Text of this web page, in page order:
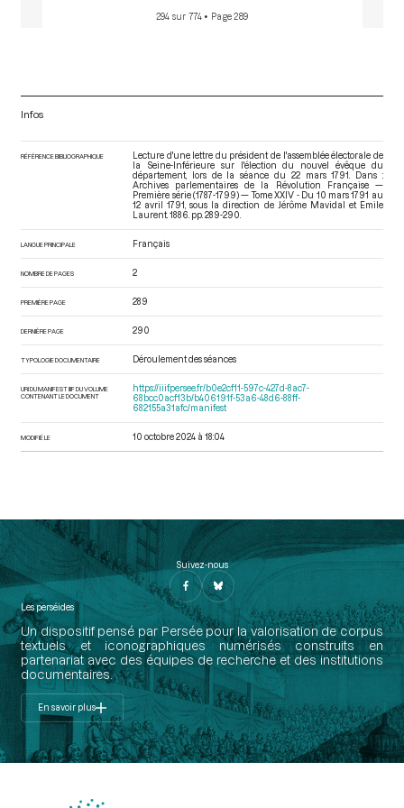
294 sur 774 • Page 289
Infos
RÉFÉRENCE BIBLIOGRAPHIQUE
Lecture d'une lettre du président de l'assemblée électorale de
la Seine-Inférieure sur l'élection du nouvel évêque du
département, lors de la séance du 22 mars 1791. Dans :
Archives parlementaires de la Révolution Française —
Première série (1787-1799) — Tome XXIV - Du 10 mars 1791 au
12 avril 1791
, sous la direction de Jérôme Mavidal et Emile
Laurent. 1886. pp. 289-290.
LANGUE PRINCIPALE Français
NOMBRE DE PAGES 2
PREMIÈRE PAGE 289
DERNIÈRE PAGE 290
TYPOLOGIE DOCUMENTAIRE Déroulement des séances
URI DU MANIFEST IIIF DU VOLUME
CONTENANT LE DOCUMENT
https://iiif.persee.fr/b0e2cf11-597c-427d-8ac7-
68bcc0acf13b/b406191f-53a6-48d6-88ff-
682155a31afc/manifest
MODIFIÉ LE 10 octobre 2024 à 18:04
Suivez-nous
Les perséides
Un dispositif pensé par Persée pour la valorisation de corpus
textuels et iconographiques numérisés construits en
partenariat avec des équipes de recherche et des institutions
documentaires.
En savoir plus